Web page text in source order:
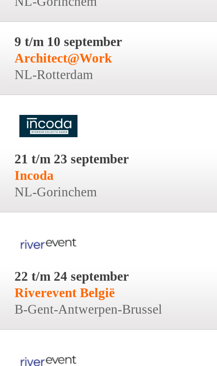
9 t/m 10 september
Architect@Work
NL-Rotterdam
21 t/m 23 september
Incoda
NL-Gorinchem
22 t/m 24 september
Riverevent België
B-Gent-Antwerpen-Brussel